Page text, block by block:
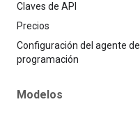
Claves de API
Precios
Configuración del agente de
programación
Modelos